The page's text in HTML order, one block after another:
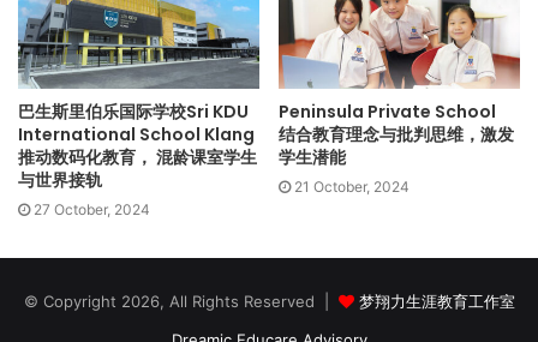
联课活动：
【社团、学会】学生会、管弦乐社、中国书画社、年鉴社、益
智社、乐高挑战者社、吉他社、象棋社、工艺美术社、手语
社、绘画社
【运动】手球、跑步俱乐部、羽毛球、游泳、无挡板篮球、橄
榄球、足球、篮球、水球、球类运动
硬体设备：
图书馆、足球场、多功能厅、游泳池、音乐室、美
课程设置
Sunway City Iskandar Puteri 校区设有学前教育至中学加拿大
巴生斯里伯乐国际学校Sri KDU
International School Klang
推动数码化教育， 混龄课室学生
与世界接轨
27 October, 2024
Peninsula Private School
结合教育理念与批判思维，激发
学生潜能
21 October, 2024
© Copyright 2026, All Rights Reserved |
梦翔力生涯教育工作室